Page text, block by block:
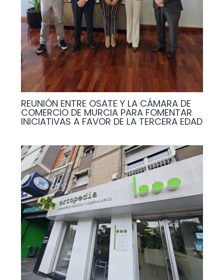
REUNIÓN ENTRE OSATE Y LA CÁMARA DE
COMERCIO DE MURCIA PARA FOMENTAR
INICIATIVAS A FAVOR DE LA TERCERA EDAD